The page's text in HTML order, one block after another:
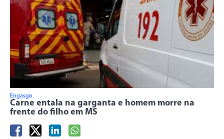
Engasgo
Carne entala na garganta e homem morre na
frente do filho em MS